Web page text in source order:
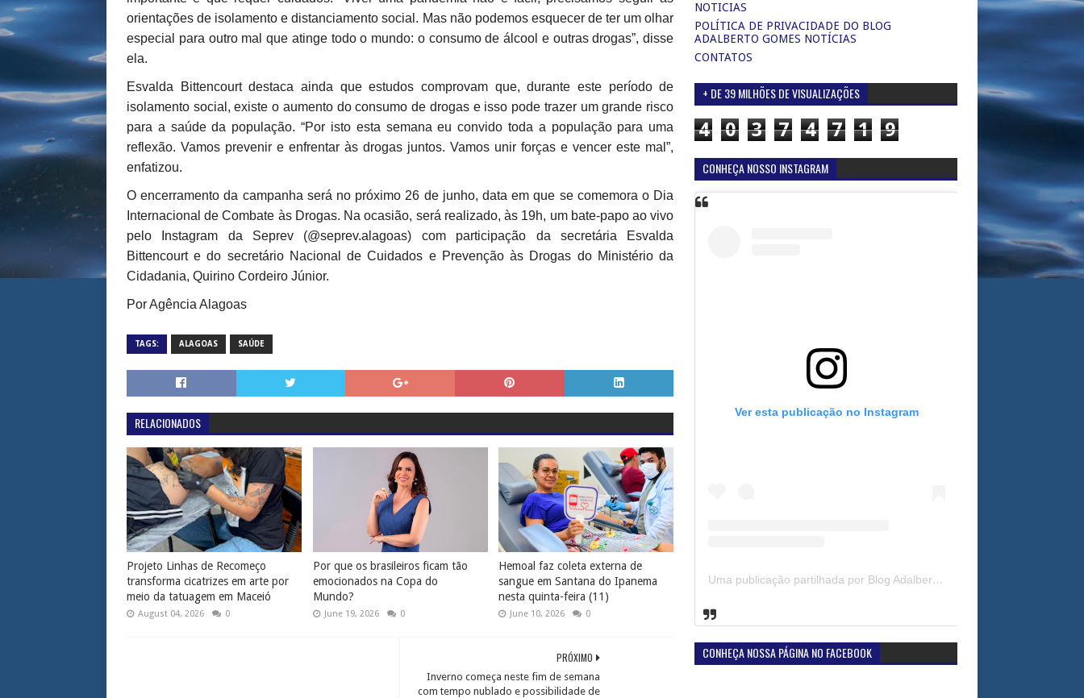
orientações de isolamento e distanciamento social. Mas não podemos esquecer de ter um olhar
especial para outro mal que atinge todo o mundo: o consumo de álcool e outras drogas”, disse
ela.
Esvalda Bittencourt destaca ainda que estudos comprovam que, durante este período de
isolamento social, existe o aumento do consumo de drogas e isso pode trazer um grande risco
para a saúde da população. “Por isto esta semana eu convido toda a população para uma
reflexão. Vamos prevenir e enfrentar às drogas juntos. Vamos unir forças e vencer este mal”,
enfatizou.
O encerramento da campanha será no próximo 26 de junho, data em que se comemora o Dia
Internacional de Combate às Drogas. Na ocasião, será realizado, às 19h, um bate-papo ao vivo
pelo Instagram da Seprev (@seprev.alagoas) com participação da secretária Esvalda
Bittencourt e do secretário Nacional de Cuidados e Prevenção às Drogas do Ministério da
Cidadania, Quirino Cordeiro Júnior.
Por Agência Alagoas
TAGS: ALAGOAS SAÚDE
RELACIONADOS
Projeto Linhas de Recomeço
transforma cicatrizes em arte por
meio da tatuagem em Maceió
August 04, 2026 0
Por que os brasileiros ficam tão
emocionados na Copa do
Mundo?
June 19, 2026 0
Hemoal faz coleta externa de
sangue em Santana do Ipanema
nesta quinta-feira (11)
June 10, 2026 0
PRÓXIMO
Inverno começa neste fim de semana
com tempo nublado e possibilidade de
NOTICIAS
POLÍTICA DE PRIVACIDADE DO BLOG
ADALBERTO GOMES NOTÍCIAS
CONTATOS
+ DE 39 MILHÕES DE VISUALIZAÇÕES
4 0 3 7 4 7 1 9
CONHEÇA NOSSO INSTAGRAM
Ver esta publicação no Instagram
Uma publicação partilhada por Blog Adalberto Gomes Noticias (@blogadalbertogomesnoticiass)
CONHEÇA NOSSA PÁGINA NO FACEBOOK